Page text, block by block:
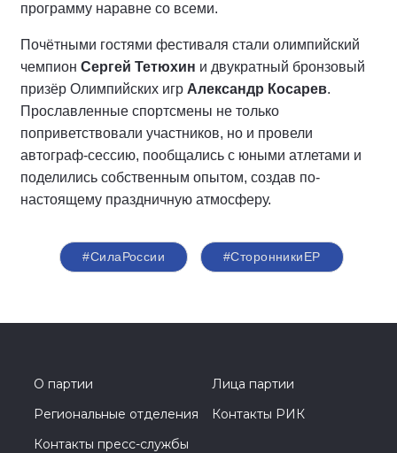
программу наравне со всеми.
Почётными гостями фестиваля стали олимпийский
чемпион Сергей Тетюхин и двукратный бронзовый
призёр Олимпийских игр Александр Косарев.
Прославленные спортсмены не только
поприветствовали участников, но и провели
автограф-сессию, пообщались с юными атлетами и
поделились собственным опытом, создав по-
настоящему праздничную атмосферу.
#СилаРоссии #СторонникиЕР
О партии
Лица партии
Региональные отделения
Контакты РИК
Контакты пресс-службы